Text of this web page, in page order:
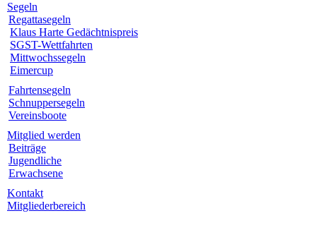
Segeln
Regattasegeln
Klaus Harte Gedächtnispreis
SGST-Wettfahrten
Mittwochssegeln
Eimercup
Fahrtensegeln
Schnuppersegeln
Vereinsboote
Mitglied werden
Beiträge
Jugendliche
Erwachsene
Kontakt
Mitgliederbereich